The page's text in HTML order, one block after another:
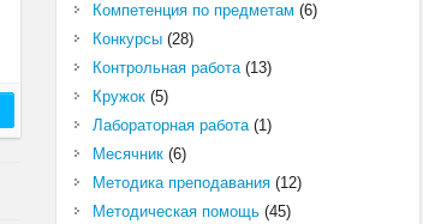
Компетенция по предметам (6)
Конкурсы(28)
Контрольная работа(13)
Кружок(5)
Лабораторная работа(1)
Месячник(6)
Методика преподавания(12)
Методическая помощь(45)